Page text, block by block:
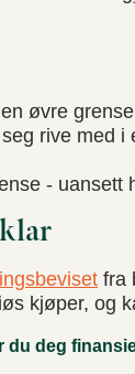
øvre
rive med
- uansett
fra
kjøper, og
du deg